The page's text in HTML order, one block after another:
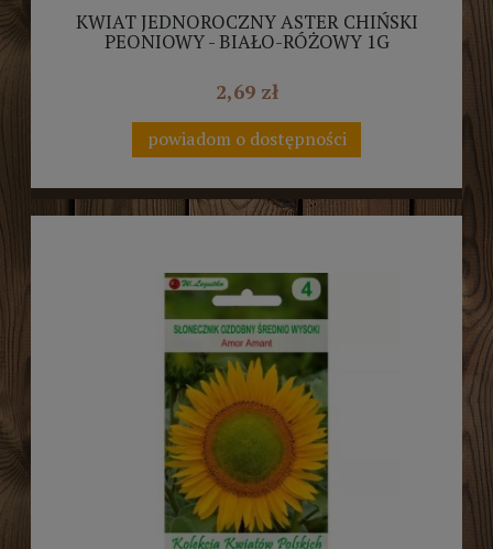
KWIAT JEDNOROCZNY ASTER CHIŃSKI
PEONIOWY - BIAŁO-RÓŻOWY 1G
2,69 zł
powiadom o dostępności